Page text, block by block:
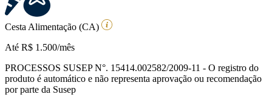
Cesta Alimentação (CA)
Até R$ 1.500/mês
PROCESSOS SUSEP N°. 15414.002582/2009-11 - O registro do
produto é automático e não representa aprovação ou recomendação
por parte da Susep